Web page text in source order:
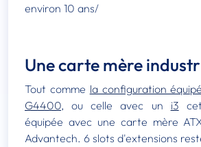
environ 10 ans/
Une carte mère
Tout comme la configuration
G4400, ou celle avec un i3
équipée avec une carte mère
Advantech. 6 slots d'extensions